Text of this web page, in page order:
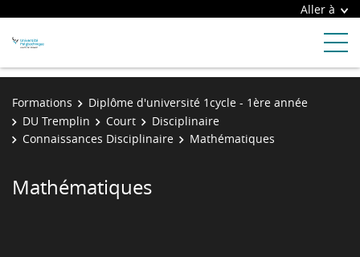
Aller à
Formations
Diplôme d'université 1cycle - 1ère année
DU Tremplin
Court
Disciplinaire
Connaissances Disciplinaire
Mathématiques
Mathématiques